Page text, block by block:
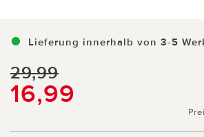
Lieferung innerhalb von 3-5
29,99
16,99